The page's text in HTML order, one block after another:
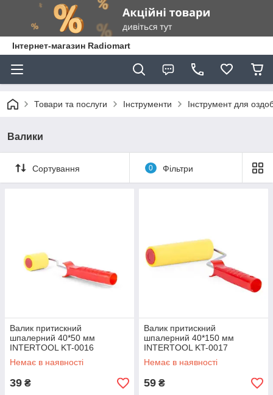
Інтернет-магазин Radiomart
Товари та послуги Інструменти Інструмент для
Валики
Сортування 0 Фільтри
Валик притискний
шпалерний 40*50 мм
INTERTOOL KT-0016
Немає в наявності
39 ₴
Валик притискний
шпалерний 40*150 мм
INTERTOOL KT-0017
Немає в наявності
59 ₴